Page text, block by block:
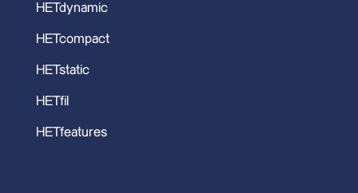
HETdynamic
HETcompact
HETstatic
HETfil
HETfeatures